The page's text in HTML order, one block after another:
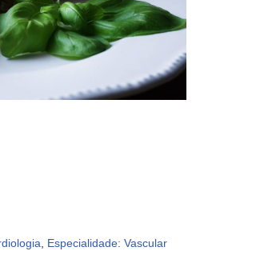
, Especialidade: Vascular